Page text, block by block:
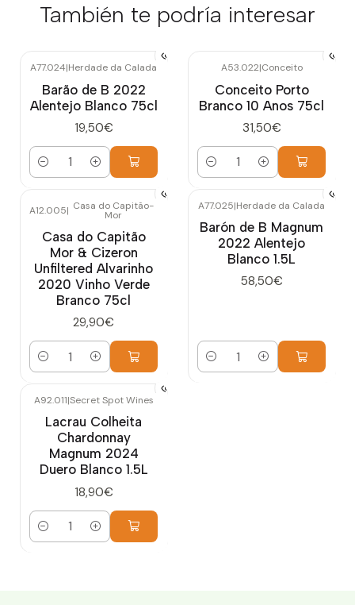
También te podría interesar
A77.024|Herdade da Calada
Barão de B 2022
Alentejo Blanco 75cl
19,50€
Cantidad
A53.022|Conceito
Conceito Porto
Branco 10 Anos 75cl
31,50€
Cantidad
A12.005| Casa do Capitão-
Mor
Casa do Capitão
Mor & Cizeron
Unfiltered Alvarinho
2020 Vinho Verde
Branco 75cl
29,90€
Cantidad
A77.025|Herdade da Calada
Barón de B Magnum
2022 Alentejo
Blanco 1.5L
58,50€
Cantidad
A92.011|Secret Spot Wines
Lacrau Colheita
Chardonnay
Magnum 2024
Duero Blanco 1.5L
18,90€
Cantidad